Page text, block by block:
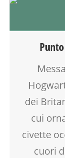
ADULTI
DOPO SCUOLA
GENITORI
LABORATORIO
SOCIALIZZAZIONE
TEMPO LIBERO
TESSUTI
VIA FARUFFINI
dei
cui
civette
cuori